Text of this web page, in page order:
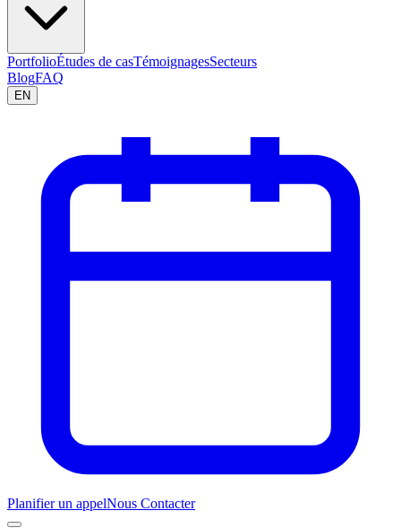
PortfolioÉtudes de casTémoignagesSecteurs
BlogFAQ
EN
Planifier un appelNous Contacter